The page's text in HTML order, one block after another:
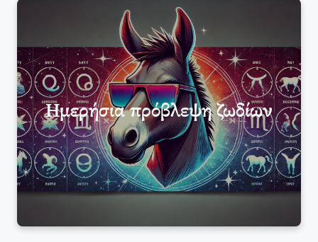
Ημερήσια πρόβλεψη ζωδίων